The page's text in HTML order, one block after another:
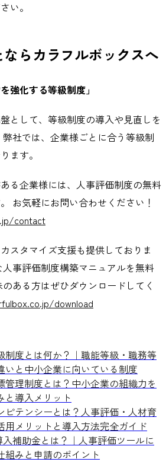
い。
らカラフルボックスへ
強化する等級制度」
として、等級制度の導入や見直しを
社では、企業様ごとに合う等級制
ます。
る企業様には、人事評価制度の無料
お気軽にお問い合わせください！
contact
スタマイズ支援も提供しておりま
事評価制度構築マニュアルを無料
ある方はぜひダウンロードしてく
download
制度とは何か？｜職能等級・職務等
いと中小企業に向いている制度
管理制度とは？中小企業の組織力を
と導入メリット
ピテンシーとは？人事評価・人材育
用メリットと導入方法完全ガイド
入補助金とは？｜人事評価ツールに
組みと申請のポイント